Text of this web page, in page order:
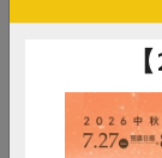
內容物
保存條件